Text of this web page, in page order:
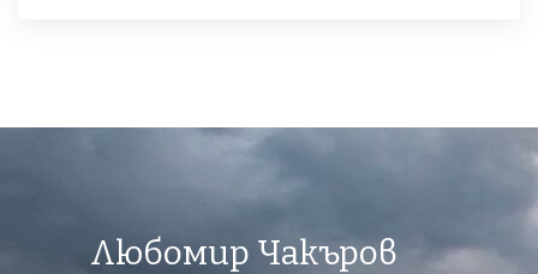
Любомир Чакъров